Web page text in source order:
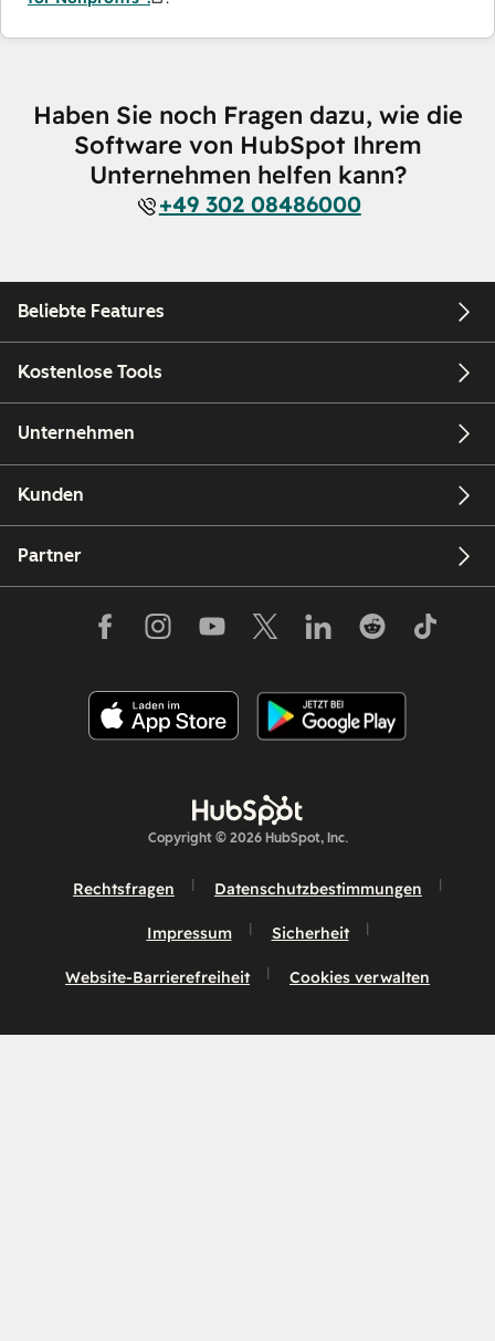
Haben Sie noch Fragen dazu, wie die
Software von HubSpot Ihrem
Unternehmen helfen kann?
+49 302 08486000
Beliebte Features
Kostenlose Tools
Unternehmen
Kunden
Partner
Copyright © 2026 HubSpot, Inc.
Rechtsfragen Datenschutzbestimmungen
Impressum Sicherheit
Website-Barrierefreiheit Cookies verwalten